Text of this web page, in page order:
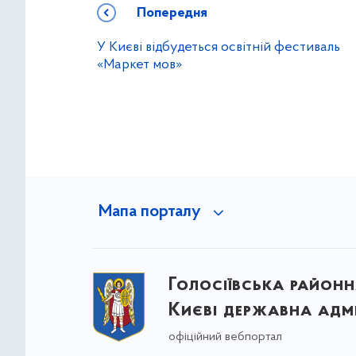
Попередня
У Києві відбудеться освітній фестиваль
«Маркет мов»
Мапа порталу
Голосіївська
Києві державна
офіційний вебпортал